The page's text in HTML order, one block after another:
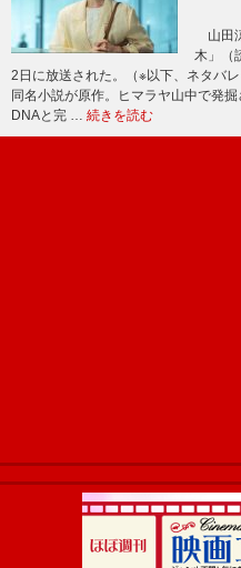
山田
木」（
2日に放送された。（※以下、ネタバ
同名小説が原作。ヒマラヤ山中で発
DNAと完 … 続きを読む